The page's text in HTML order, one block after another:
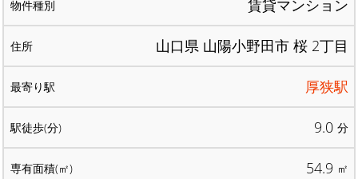
賃貸マンション
山口県 山陽小野田市 桜 2丁目
厚狭駅
9.0 分
54.9 ㎡